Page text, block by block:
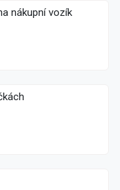
nákupní vozík
kolečkách